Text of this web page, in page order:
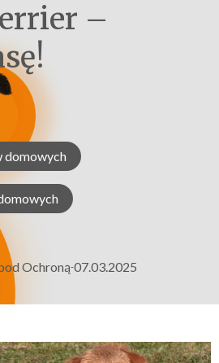
–
domowych
Ochroną 07.03.2025